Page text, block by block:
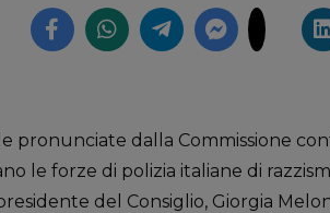
pronunciate dalla Commissione
le forze di polizia italiane di
del Consiglio, Giorgia